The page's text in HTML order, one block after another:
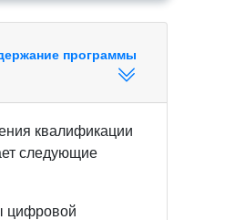
программы
квалификации
следующие
цифровой